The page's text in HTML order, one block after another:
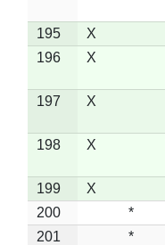
195
X
196
X
197 X
198 X
199 X
200
*
201
*